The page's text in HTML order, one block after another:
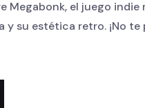
Megabonk, el juego
y su estética retro. ¡No